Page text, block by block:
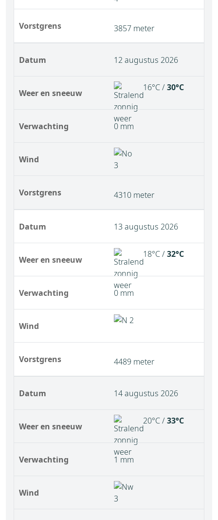
Vorstgrens 3857 meter
Datum
Weer en sneeuw
Verwachting
Wind
Vorstgrens
12 augustus 2026
16°C /30°C
0 mm
4310 meter
Datum
Weer en sneeuw
Verwachting
Wind
Vorstgrens
13 augustus 2026
18°C /32°C
0 mm
4489 meter
Datum
Weer en sneeuw
Verwachting
Wind
14 augustus 2026
20°C /33°C
1 mm